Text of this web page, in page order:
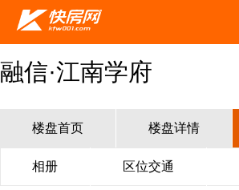
融信·江南学府
楼盘首页 楼盘详情
相册 区位交通